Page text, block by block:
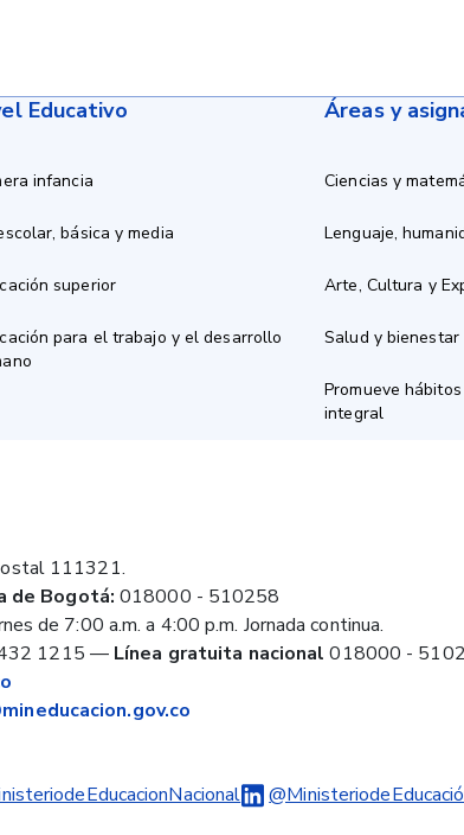
Educativo
infancia
básica y media
superior
para el trabajo y el desarrollo
Áreas y
Ciencias y
Lenguaje,
Arte, Cultura y
Salud y bienestar
Promueve
integral
111321.
de Bogotá: 018000 - 510258
de 7:00 a.m. a 4:00 p.m. Jornada continua.
1215 — Línea gratuita nacional 018000 -